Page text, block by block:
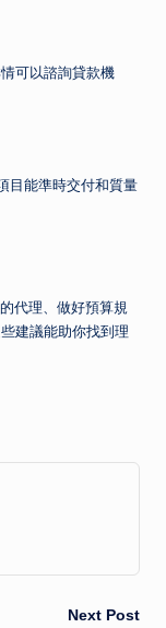
可以諮詢貸款機
目能準時交付和質量
代理、做好預算規
建議能助你找到理
Next Post